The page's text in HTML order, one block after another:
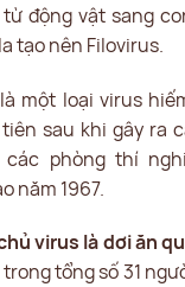
động vật sang
tạo nên Filovirus.
một loại virus
sau khi gây ra
phòng thí
năm 1967.
virus là dơi ăn
tổng số 31